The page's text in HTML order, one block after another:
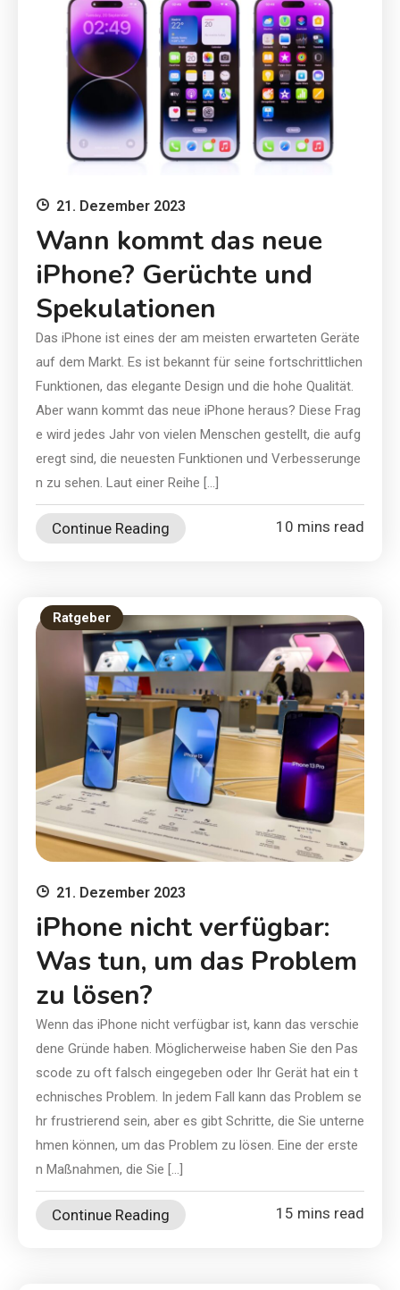
21. Dezember 2023
Wann kommt das neue
iPhone? Gerüchte und
Spekulationen
Das iPhone ist eines der am meisten erwarteten Geräte
auf dem Markt. Es ist bekannt für seine fortschrittlichen
Funktionen, das elegante Design und die hohe Qualität.
Aber wann kommt das neue iPhone heraus? Diese Frag
e wird jedes Jahr von vielen Menschen gestellt, die aufg
eregt sind, die neuesten Funktionen und Verbesserunge
n zu sehen. Laut einer Reihe […]
Continue Reading 10 mins read
Ratgeber
21. Dezember 2023
iPhone nicht verfügbar:
Was tun, um das Problem
zu lösen?
Wenn das iPhone nicht verfügbar ist, kann das verschie
dene Gründe haben. Möglicherweise haben Sie den Pas
scode zu oft falsch eingegeben oder Ihr Gerät hat ein t
echnisches Problem. In jedem Fall kann das Problem se
hr frustrierend sein, aber es gibt Schritte, die Sie unterne
hmen können, um das Problem zu lösen. Eine der erste
n Maßnahmen, die Sie […]
Continue Reading 15 mins read